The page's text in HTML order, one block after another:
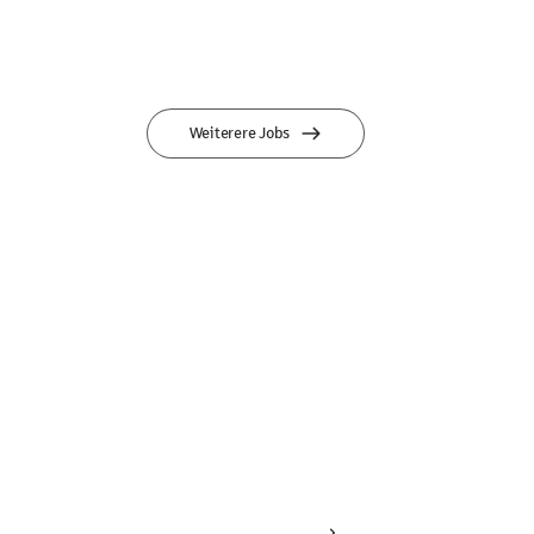
Weiterere Jobs